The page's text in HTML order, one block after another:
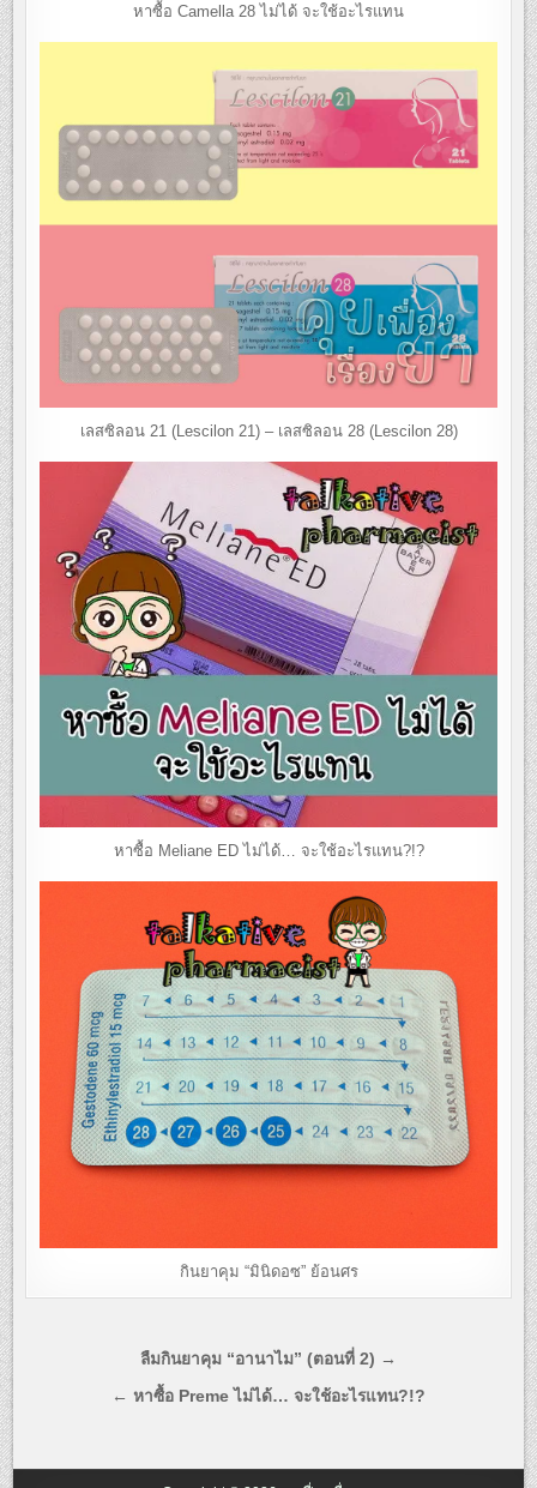
หาซื้อ Camella 28 ไม่ได้ จะใช้อะไรแทน
เลสซิลอน 21 (Lescilon 21) – เลสซิลอน 28 (Lescilon 28)
หาซื้อ Meliane ED ไม่ได้… จะใช้อะไรแทน?!?
กินยาคุม “มินิดอซ” ย้อนศร
แนะแนวลืมกินยาคุม “อานาไม” (ตอนที่ 2) →
← หาซื้อ Preme ไม่ได้… จะใช้อะไรแทน?!?